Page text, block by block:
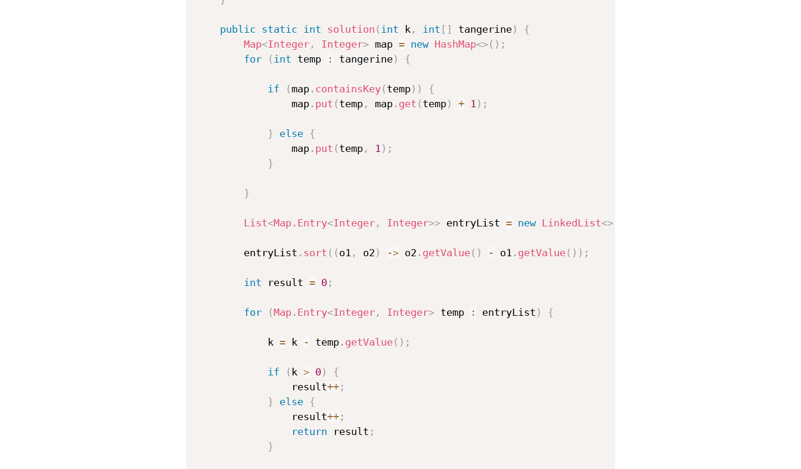
public static int solution ( int k , int [ ] tangerine)
{
Map<Integer , Integer> map = new HashMap<>( ) ;
for
( int temp : tangerine) {
if ( map . containsKey( temp) )
{
                map
. put ( temp , map . get ( temp) + 1 ) ;
} else {
                map
. put ( temp , 1 ) ;
}
}
List<Map . Entry<Integer , Integer>> entryList = new LinkedList<>
        entryList
. sort ( ( o1 , o2 ) -> o2 . getValue( ) - o1 . getValue( ) ) ;
int result = 0 ;
for (Map . Entry<Integer , Integer> temp : entryList ) {
            k
= k - temp . getValue( ) ;
if ( k > 0)
{
                result
++ ;
} else {
                result
++ ;
return result ;
}